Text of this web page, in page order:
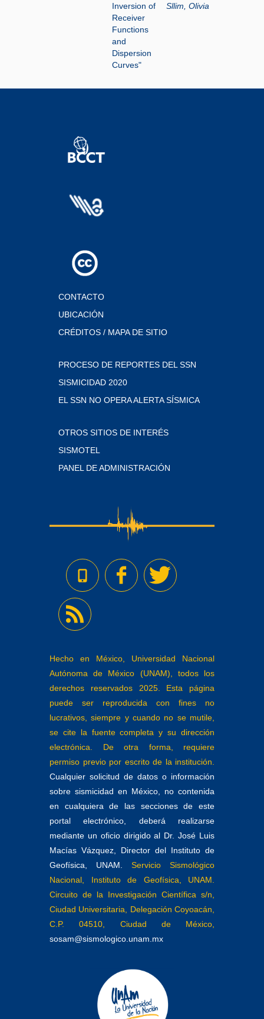
Inversion of
Receiver
Functions
and
Dispersion
Curves"
Sllim, Olivia
CONTACTO
UBICACIÓN
CRÉDITOS / MAPA DE SITIO
PROCESO DE REPORTES DEL SSN
SISMICIDAD 2020
EL SSN NO OPERA ALERTA SÍSMICA
OTROS SITIOS DE INTERÉS
SISMOTEL
PANEL DE ADMINISTRACIÓN
Hecho en México, Universidad Nacional
Autónoma de México (UNAM), todos los
derechos reservados 2025. Esta página
puede ser reproducida con fines no
lucrativos, siempre y cuando no se mutile,
se cite la fuente completa y su dirección
electrónica. De otra forma, requiere
permiso previo por escrito de la institución.
Cualquier solicitud de datos o información
sobre sismicidad en México, no contenida
en cualquiera de las secciones de este
portal electrónico, deberá realizarse
mediante un oficio dirigido al Dr. José Luis
Macías Vázquez, Director del Instituto de
Geofísica, UNAM.
Servicio Sismológico
Nacional, Instituto de Geofísica, UNAM.
Circuito de la Investigación Científica s/n,
Ciudad Universitaria, Delegación Coyoacán,
C.P. 04510, Ciudad de México,
sosam@sismologico.unam.mx